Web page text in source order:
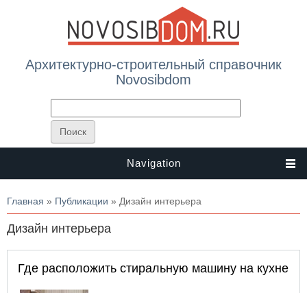
Архитектурно-строительный справочник
Novosibdom
Navigation
Вы здесь
Главная » Публикации » Дизайн интерьера
Дизайн интерьера
Где расположить стиральную машину на кухне